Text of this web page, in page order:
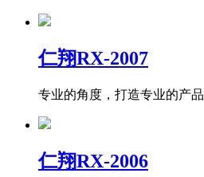
仁翔RX-2007
专业的角度，打造专业的产品
仁翔RX-2006